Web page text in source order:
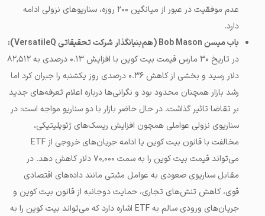
عدم موفقیت در عبور از میانگین ۲۰۰ روزه، سناریوهای نزولی ادامه
دارد.
باب میسن Bob Mason (هم‌بنیانگذار شرکت تحقیقاتی VersatileQ):
در تاریخ ۳۰ مارس قیمت بیت کوین با افزایش ۰.۱۳ درصدی به ۸۲,۵۱۲
دلار رسید و بخشی از کاهش ۰.۳۶ درصدی روز یکشنبه را جبران کرد اما
رشد بازار همچنان محدود بود و نگرانی‌ها درباره اعلام تعرفه‌های جدید
بر تقاضا تاثیر گذاشت. در حال حاضر بازار با دو سناریو مواجه است: در
سناریوی نزولی عواملی همچون افزایش ریسک‌های ژئوپلیتیکی،
مخالفت با قانون بیت کوین یا ادامه جریان‌های خروجی از ETF
می‌تواند قیمت بیت کوین را به سمت ۷۰,۰۰۰ دلار کاهش دهد. در
مقابل سناریوی صعودی به عوامل مثبتی مانند داده‌های اقتصادی
قوی، کاهش تنش‌های تجاری، حمایت دوجانبه از قانون بیت کوین و
جریان‌های ورودی سالم به ETF اشاره دارد که می‌تواند بیت کوین را به